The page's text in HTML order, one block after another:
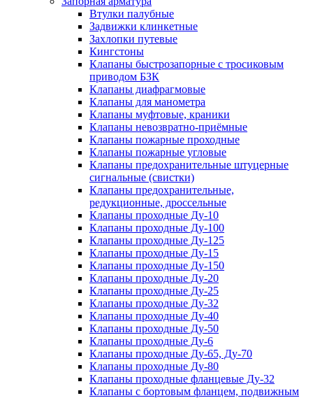
Втулки палубные
Задвижки клинкетные
Захлопки путевые
Кингстоны
Клапаны быстрозапорные с тросиковым
приводом БЗК
Клапаны диафрагмовые
Клапаны для манометра
Клапаны муфтовые, краники
Клапаны невозвратно-приёмные
Клапаны пожарные проходные
Клапаны пожарные угловые
Клапаны предохранительные штуцерные
сигнальные (свистки)
Клапаны предохранительные,
редукционные, дроссельные
Клапаны проходные Ду-10
Клапаны проходные Ду-100
Клапаны проходные Ду-125
Клапаны проходные Ду-15
Клапаны проходные Ду-150
Клапаны проходные Ду-20
Клапаны проходные Ду-25
Клапаны проходные Ду-32
Клапаны проходные Ду-40
Клапаны проходные Ду-50
Клапаны проходные Ду-6
Клапаны проходные Ду-65, Ду-70
Клапаны проходные Ду-80
Клапаны проходные фланцевые Ду-32
Клапаны с бортовым фланцем, подвижным